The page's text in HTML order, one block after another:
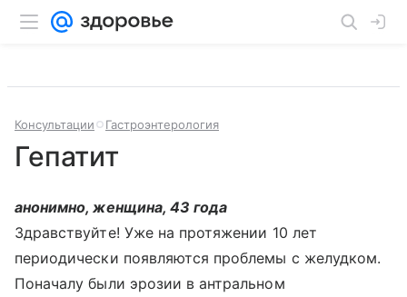
Консультации Гастроэнтерология
Гепатит
анонимно, женщина, 43 года
Здравствуйте! Уже на протяжении 10 лет
периодически появляются проблемы с желудком.
Поначалу были эрозии в антральном